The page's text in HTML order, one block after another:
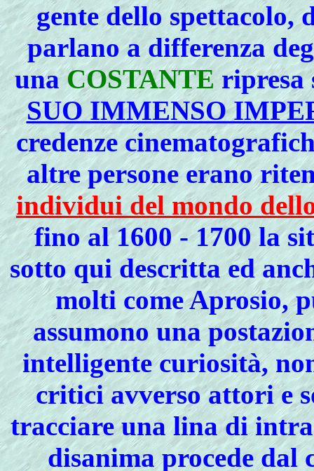
gente dello spettacolo,
parlano a differenza
unaCOSTANTEripresa
SUO IMMENSO
credenze
altre persone erano
individui del mondo
fino al 1600 - 1700 la
sotto qui descritta ed
molti come Aprosio,
assumono una
intelligente curiosità,
critici avverso attori e
tracciare una lina di
disanima procededal